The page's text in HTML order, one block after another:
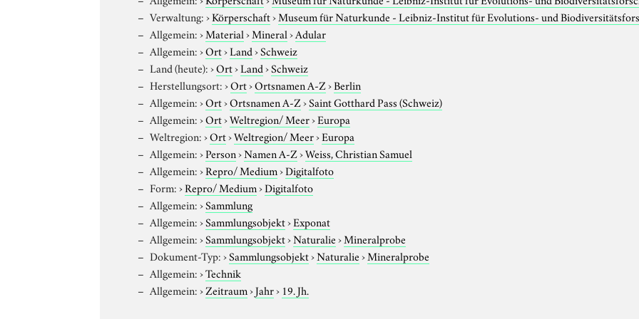
Verwaltung:›Körperschaft›Museum für Naturkunde - Leibniz-Institut für Evolutions- und
Allgemein:›Material›Mineral›Adular
Allgemein:›Ort›Land›Schweiz
Land (heute):›Ort›Land›Schweiz
Herstellungsort:›Ort›Ortsnamen A-Z›Berlin
Allgemein:›Ort›Ortsnamen A-Z›Saint Gotthard Pass (Schweiz)
Allgemein:›Ort›Weltregion/ Meer›Europa
Weltregion:›Ort›Weltregion/ Meer›Europa
Allgemein:›Person›Namen A-Z›Weiss, Christian Samuel
Allgemein:›Repro/ Medium›Digitalfoto
Form:›Repro/ Medium›Digitalfoto
Allgemein:›Sammlung
Allgemein:›Sammlungsobjekt›Exponat
Allgemein:›Sammlungsobjekt›Naturalie›Mineralprobe
Dokument-Typ:›Sammlungsobjekt›Naturalie›Mineralprobe
Allgemein:›Technik
Allgemein:›Zeitraum›Jahr› 19. Jh.